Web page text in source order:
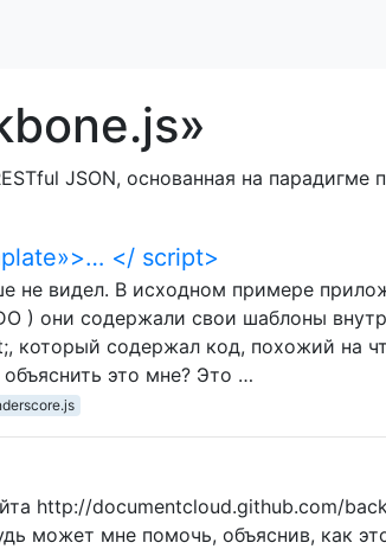
JSON, основанная на
</ script>
не видел. В исходном примере
) они содержали свои шаблоны
который содержал код, похожий на
это мне? Это …
http://documentcloud.github.com/
может мне помочь, объяснив, как